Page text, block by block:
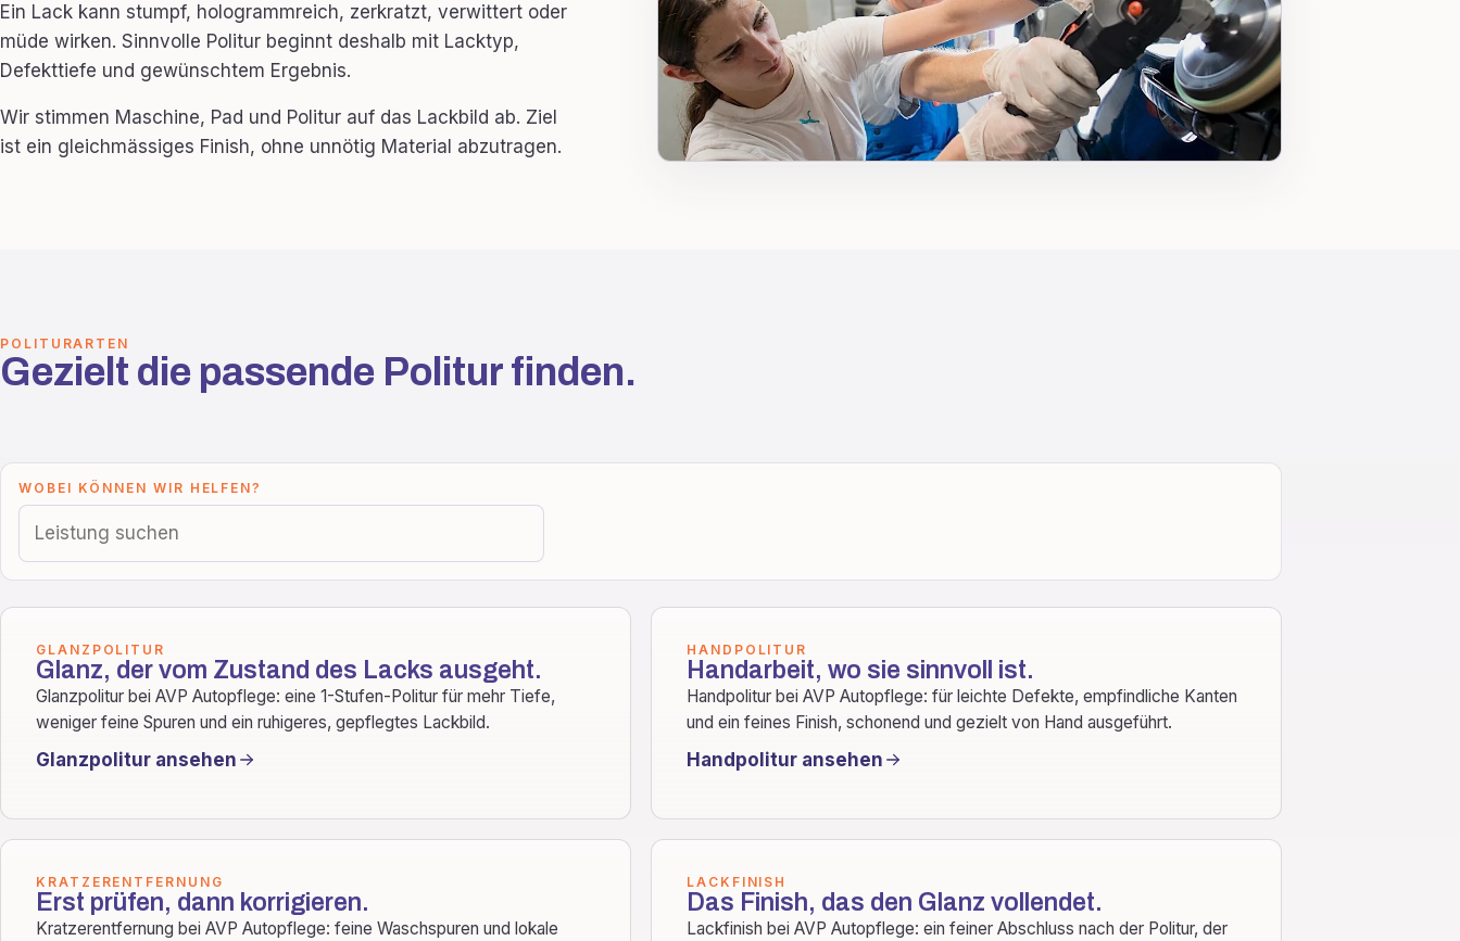
Ein Lack kann stumpf, hologrammreich, zerkratzt, verwittert oder
müde wirken. Sinnvolle Politur beginnt deshalb mit Lacktyp,
Defekttiefe und gewünschtem Ergebnis.
Wir stimmen Maschine, Pad und Politur auf das Lackbild ab. Ziel
ist ein gleichmässiges Finish, ohne unnötig Material abzutragen.
POLITURARTEN
Gezielt die passende Politur finden.
WOBEI KÖNNEN WIR HELFEN?
GLANZPOLITUR
Glanz, der vom Zustand des Lacks ausgeht.
Glanzpolitur bei AVP Autopflege: eine 1-Stufen-Politur für mehr Tiefe,
weniger feine Spuren und ein ruhigeres, gepflegtes Lackbild.
Glanzpolitur ansehen
HANDPOLITUR
Handarbeit, wo sie sinnvoll ist.
Handpolitur bei AVP Autopflege: für leichte Defekte, empfindliche Kanten
und ein feines Finish, schonend und gezielt von Hand ausgeführt.
Handpolitur ansehen
KRATZERENTFERNUNG
Erst prüfen, dann korrigieren.
Kratzerentfernung bei AVP Autopflege: feine Waschspuren und lokale
LACKFINISH
Das Finish, das den Glanz vollendet.
Lackfinish bei AVP Autopflege: ein feiner Abschluss nach der Politur, der